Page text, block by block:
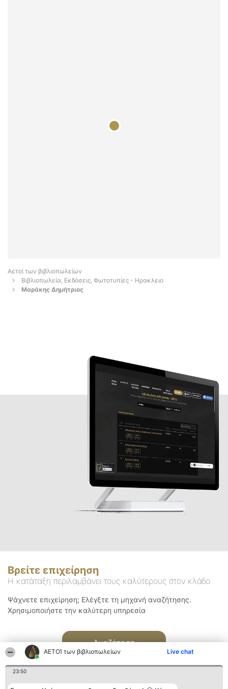
ΑΕΤΟΊ των βιβλιοπωλείων Live chat
23:50
Αετοί των βιβλιοπωλείων
Βιβλιοπωλεία, Εκδόσεις, Φωτοτυπίες - Ηρακλειο
Μαράκης Δημήτριος
Βρείτε επιχείρηση
Η κατάταξη περιλαμβάνει τους καλύτερους στον κλάδο
Ψάχνετε επιχείρηση; Ελέγξτε τη μηχανή αναζήτησης.
Χρησιμοποιήστε την καλύτερη υπηρεσία
Αναζήτηση